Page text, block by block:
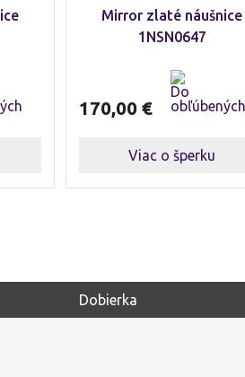
Mirror zlaté náušnice
1NSN0647
170,00 €
Viac o šperku
Dobierka